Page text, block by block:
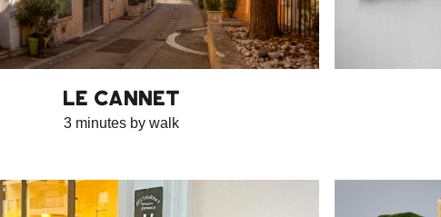
LE CANNET
3 minutes by walk